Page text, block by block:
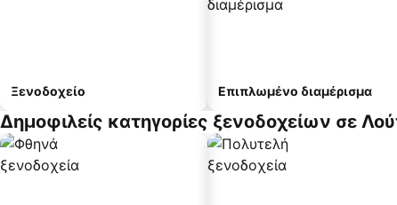
Ξενοδοχείο Επιπλωμένο διαμέρισμα
Δημοφιλείς κατηγορίες ξενοδοχείων σε